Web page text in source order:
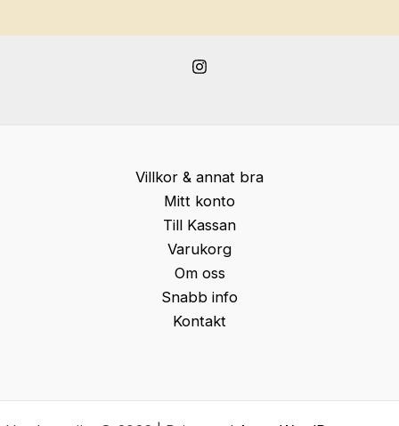
Villkor & annat bra
Mitt konto
Till Kassan
Varukorg
Om oss
Snabb info
Kontakt